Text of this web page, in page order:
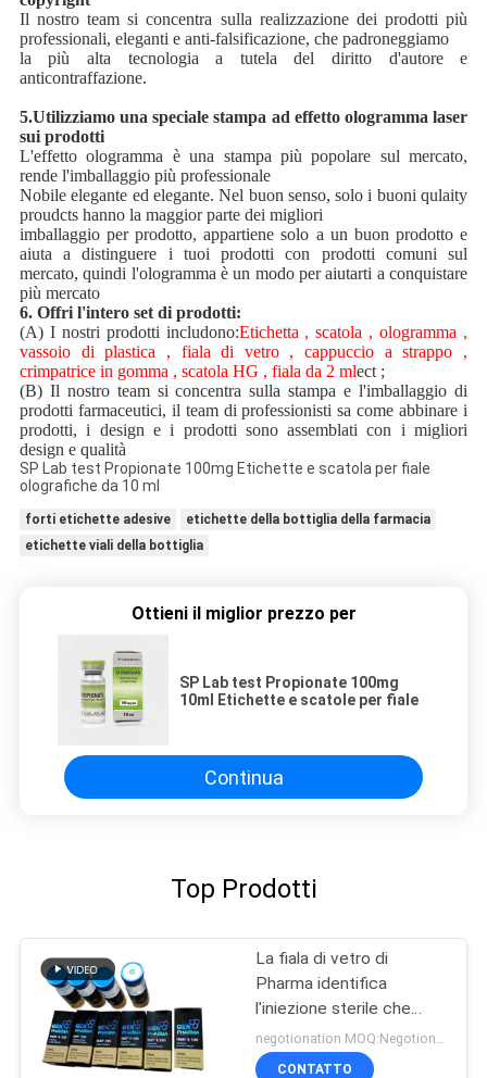
Il nostro team si concentra sulla realizzazione dei prodotti più
professionali, eleganti e anti-falsificazione, che padroneggiamo
la più alta tecnologia a tutela del diritto d'autore e
anticontraffazione.
5.Utilizziamo una speciale stampa ad effetto ologramma laser
sui prodotti
L'effetto ologramma è una stampa più popolare sul mercato,
rende l'imballaggio più professionale
Nobile elegante ed elegante. Nel buon senso, solo i buoni qulaity
proudcts hanno la maggior parte dei migliori
imballaggio per prodotto, appartiene solo a un buon prodotto e
aiuta a distinguere i tuoi prodotti con prodotti comuni sul
mercato, quindi l'ologramma è un modo per aiutarti a conquistare
più mercato
6. Offri l'intero set di prodotti:
(A) I nostri prodotti includono:Etichetta , scatola , ologramma ,
vassoio di plastica , fiala di vetro , cappuccio a strappo ,
crimpatrice in gomma , scatola HG , fiala da 2 mlect ;
(B) Il nostro team si concentra sulla stampa e l'imballaggio di
prodotti farmaceutici, il team di professionisti sa come abbinare i
prodotti, i design e i prodotti sono assemblati con i migliori
design e qualità
SP Lab test Propionate 100mg Etichette e scatola per fiale
olografiche da 10 ml
forti etichette adesive
etichette della bottiglia della farmacia
etichette viali della bottiglia
Ottieni il miglior prezzo per
SP Lab test Propionate 100mg
10ml Etichette e scatole per fiale
Continua
Top Prodotti
La fiala di vetro di
Pharma identifica
l'iniezione sterile che
stampa l'imballaggio
farmaceutico
negotionation MOQ:Negotionation
CONTATTO